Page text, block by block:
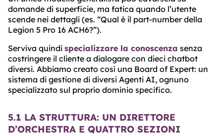
domande di superficie, ma fatica quando l’utente
scende nei dettagli (es. “Qual è il part-number della
Legion 5 Pro 16 ACH6?”).
Serviva quindi specializzare la conoscenza senza
costringere il cliente a dialogare con dieci chatbot
diversi. Abbiamo creato così una Board of Expert: un
sistema di gestione di diversi Agenti AI, ognuno
specializzato sul proprio dominio specifico.
5.1 LA STRUTTURA: UN DIRETTORE
D’ORCHESTRA E QUATTRO SEZIONI